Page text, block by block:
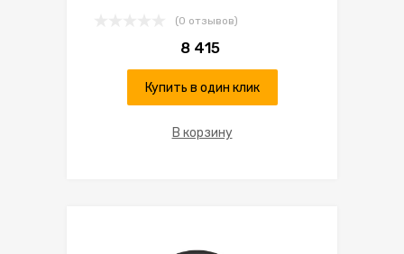
(0 отзывов)
8 415
Купить в один клик
В корзину